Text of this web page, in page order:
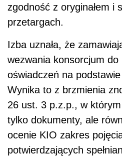
zgodność z oryginałem i
przetargach.
Izba uznała, że
wezwania konsorcjum do
oświadczeń na
Wynika to z brzmienia
26 ust. 3 p.z.p., w
tylko dokumenty, ale
ocenie KIO zakres
potwierdzających